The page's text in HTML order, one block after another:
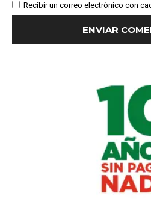
Recibir un correo electrónico con